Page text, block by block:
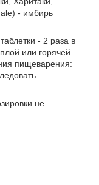
- имбирь
- 2 раза в
или горячей
пищеварения:
не